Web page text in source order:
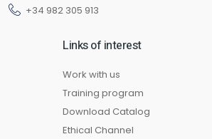
+34 982 305 913
Links of interest
Work with us
Training program
Download Catalog
Ethical Channel